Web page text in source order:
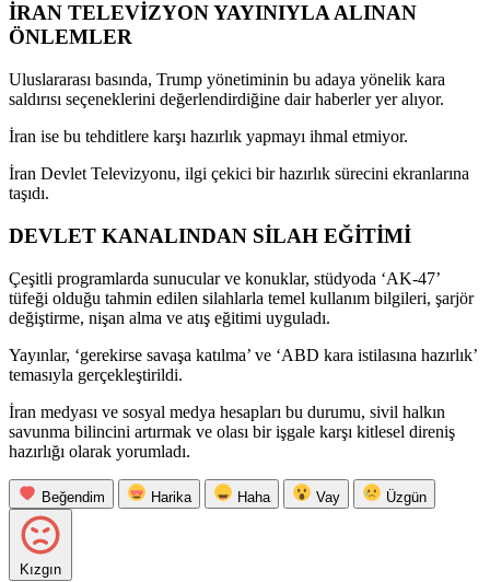
İRAN TELEVİZYON YAYINIYLA ALINAN
ÖNLEMLER
Uluslararası basında, Trump yönetiminin bu adaya yönelik kara
saldırısı seçeneklerini değerlendirdiğine dair haberler yer alıyor.
İran ise bu tehditlere karşı hazırlık yapmayı ihmal etmiyor.
İran Devlet Televizyonu, ilgi çekici bir hazırlık sürecini ekranlarına
taşıdı.
DEVLET KANALINDAN SİLAH EĞİTİMİ
Çeşitli programlarda sunucular ve konuklar, stüdyoda ‘AK-47’
tüfeği olduğu tahmin edilen silahlarla temel kullanım bilgileri, şarjör
değiştirme, nişan alma ve atış eğitimi uyguladı.
Yayınlar, ‘gerekirse savaşa katılma’ ve ‘ABD kara istilasına hazırlık’
temasıyla gerçekleştirildi.
İran medyası ve sosyal medya hesapları bu durumu, sivil halkın
savunma bilincini artırmak ve olası bir işgale karşı kitlesel direniş
hazırlığı olarak yorumladı.
Beğendim Harika Haha Vay Üzgün
Kızgın